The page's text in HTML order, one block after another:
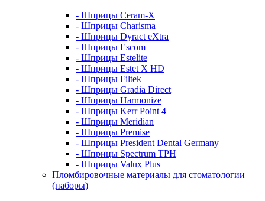
- Шприцы Ceram-X
- Шприцы Charisma
- Шприцы Dyract eXtra
- Шприцы Escom
- Шприцы Estelite
- Шприцы Estet X HD
- Шприцы Filtek
- Шприцы Gradia Direct
- Шприцы Harmonize
- Шприцы Kerr Point 4
- Шприцы Meridian
- Шприцы Premise
- Шприцы President Dental Germany
- Шприцы Spectrum TPH
- Шприцы Valux Plus
Пломбировочные материалы для стоматологии
(наборы)